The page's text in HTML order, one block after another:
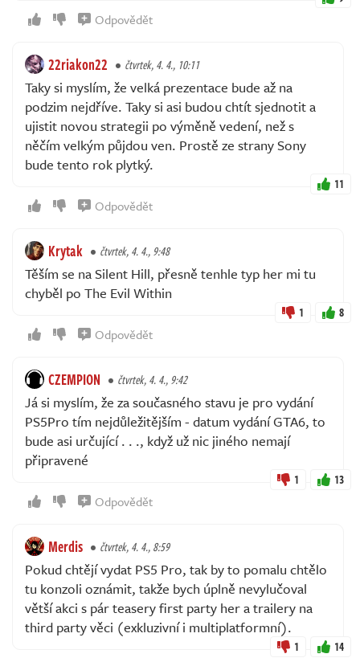
Odpovědět
22riakon22 čtvrtek, 4. 4., 10:11
Taky si myslím, že velká prezentace bude až na
podzim nejdříve. Taky si asi budou chtít sjednotit a
ujistit novou strategii po výměně vedení, než s
něčím velkým půjdou ven. Prostě ze strany Sony
bude tento rok plytký.
11
Odpovědět
Krytak čtvrtek, 4. 4., 9:48
Těším se na Silent Hill, přesně tenhle typ her mi tu
chyběl po The Evil Within
1 8
Odpovědět
CZEMPION čtvrtek, 4. 4., 9:42
Já si myslím, že za současného stavu je pro vydání
PS5Pro tím nejdůležitějším - datum vydání GTA6, to
bude asi určující . . ., když už nic jiného nemají
připravené
1 13
Odpovědět
Merdis čtvrtek, 4. 4., 8:59
Pokud chtějí vydat PS5 Pro, tak by to pomalu chtělo
tu konzoli oznámit, takže bych úplně nevylučoval
větší akci s pár teasery first party her a trailery na
third party věci (exkluzivní i multiplatformní).
1 14